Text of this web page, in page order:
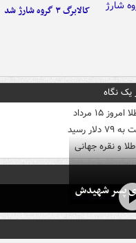
کالابرگ ۳ گروه شارژ شد
نگاه
۱۵ مرداد
رسید
و نقره جهانی
پسر شهیدش